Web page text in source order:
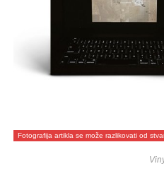
Fotografija artikla se može razlikovati od